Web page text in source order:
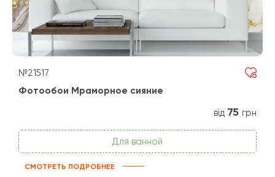
№21517
Фотообои Мраморное сияние
від 75 грн
Для ванной
СМОТРЕТЬ ПОДРОБНЕЕ